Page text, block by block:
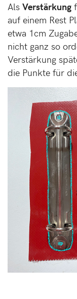
Als Verstärkung
auf einem Rest
etwa 1cm
nicht ganz so
Verstärkung
die Punkte für